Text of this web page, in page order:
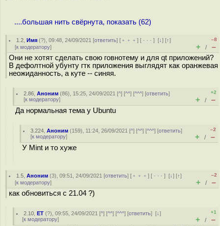
....большая нить свёрнута, показать (62)
1.2 ,Имя (?), 09:48, 24/09/2021 [ответить] [ ﹢﹢﹢] [ · · ·][↓] [↑]
[к модератору]
–8
+ / –
Они не хотят сделать свою говнотему и для qt приложений?
В дефолтной убунту гтк приложения выглядят как оранжевая
неожиданность, а куте -- синяя.
2.86 ,Аноним (86), 15:25, 24/09/2021 [^] [^^] [^^^] [ответить]
[к модератору]
+2
+ / –
Да нормальная тема у Ubuntu
3.224 ,Аноним (159), 11:24, 26/09/2021 [^] [^^] [^^^] [ответить]
[к модератору]
–2
+ / –
У Mint и то хуже
1.5 ,Аноним (3), 09:51, 24/09/2021 [ответить] [ ﹢﹢﹢] [ · · ·][↓] [↑]
[к модератору]
–2
+ / –
как обновиться с 21.04 ?)
2.10 ,ET (?), 09:55, 24/09/2021 [^] [^^] [^^^] [ответить][↓]
[к модератору]
+1
+ / –